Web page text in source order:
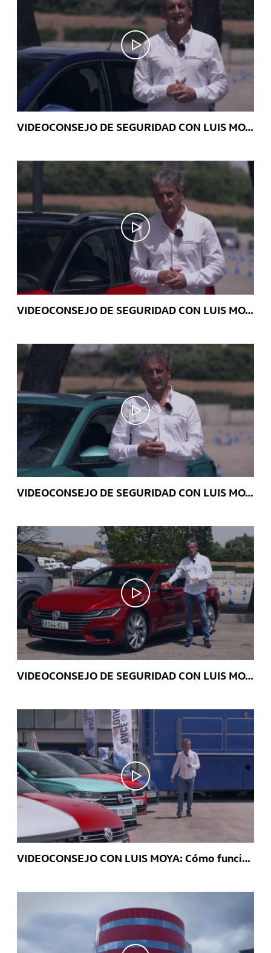
VIDEOCONSEJO DE SEGURIDAD CON LUIS MOYA: Evita distracciones al volante gracias al App-Connect
VIDEOCONSEJO DE SEGURIDAD CON LUIS MOYA: Detector de ángulo muerto y cámara trasera – T-Roc
VIDEOCONSEJO DE SEGURIDAD CON LUIS MOYA: Front Assist y Sistema de frenada de emergencia en ciudad – T-Cross
VIDEOCONSEJO DE SEGURIDAD CON LUIS MOYA – Cómo funciona el Emergency Assist
VIDEOCONSEJO CON LUIS MOYA: Cómo funciona el sistema Night Vision